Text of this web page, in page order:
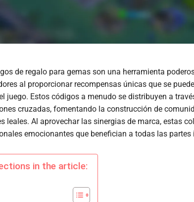
de regalo para gemas son una herramienta
al proporcionar recompensas únicas que se
juego. Estos códigos a menudo se distribuyen a
cruzadas, fomentando la construcción de
leales. Al aprovechar las sinergias de marca, estas
emocionantes que benefician a todas las partes
in the article: